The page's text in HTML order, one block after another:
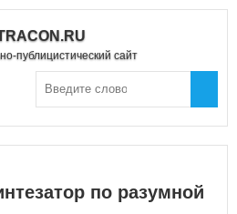
публицистический сайт
по разумной